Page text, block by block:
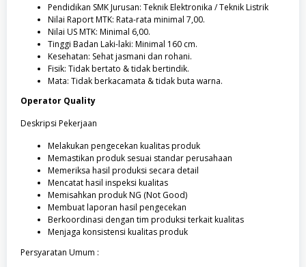
Pendidikan SMK Jurusan: Teknik Elektronika / Teknik Listrik
Nilai Raport MTK: Rata-rata minimal 7,00.
Nilai US MTK: Minimal 6,00.
Tinggi Badan Laki-laki: Minimal 160 cm.
Kesehatan: Sehat jasmani dan rohani.
Fisik: Tidak bertato & tidak bertindik.
Mata: Tidak berkacamata & tidak buta warna.
Operator Quality
Deskripsi Pekerjaan
Melakukan pengecekan kualitas produk
Memastikan produk sesuai standar perusahaan
Memeriksa hasil produksi secara detail
Mencatat hasil inspeksi kualitas
Memisahkan produk NG (Not Good)
Membuat laporan hasil pengecekan
Berkoordinasi dengan tim produksi terkait kualitas
Menjaga konsistensi kualitas produk
Persyaratan Umum :